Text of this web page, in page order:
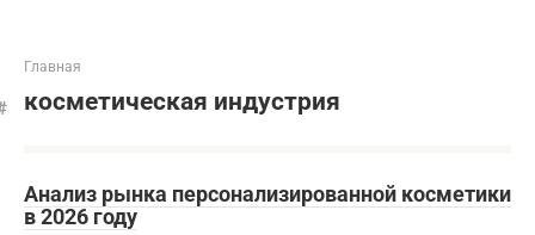
Главная
косметическая индустрия
Анализ рынка персонализированной косметики
в 2026 году